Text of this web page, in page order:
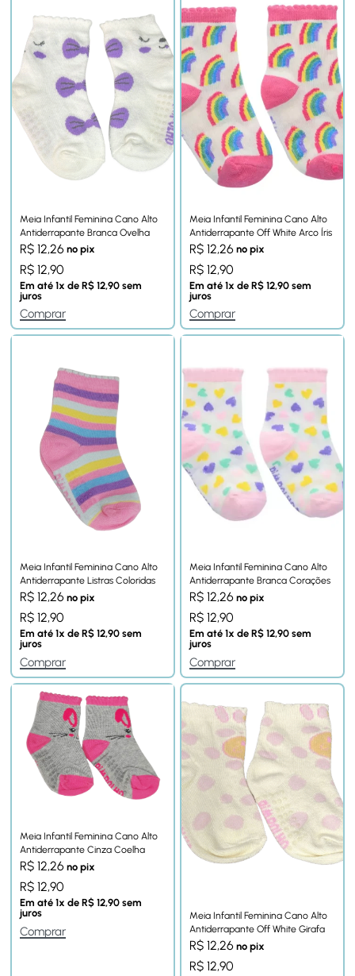
Meia Infantil Feminina Cano Alto
Antiderrapante Branca Ovelha
R$ 12,26 no pix
R$ 12,90
Em até 1x de R$ 12,90 sem
juros
Comprar
Meia Infantil Feminina Cano Alto
Antiderrapante Off White Arco Íris
R$ 12,26 no pix
R$ 12,90
Em até 1x de R$ 12,90 sem
juros
Comprar
Meia Infantil Feminina Cano Alto
Antiderrapante Listras Coloridas
R$ 12,26 no pix
R$ 12,90
Em até 1x de R$ 12,90 sem
juros
Comprar
Meia Infantil Feminina Cano Alto
Antiderrapante Branca Corações
R$ 12,26 no pix
R$ 12,90
Em até 1x de R$ 12,90 sem
juros
Comprar
Meia Infantil Feminina Cano Alto
Antiderrapante Cinza Coelha
R$ 12,26 no pix
R$ 12,90
Em até 1x de R$ 12,90 sem
juros
Comprar
Meia Infantil Feminina Cano Alto
Antiderrapante Off White Girafa
R$ 12,26 no pix
R$ 12,90